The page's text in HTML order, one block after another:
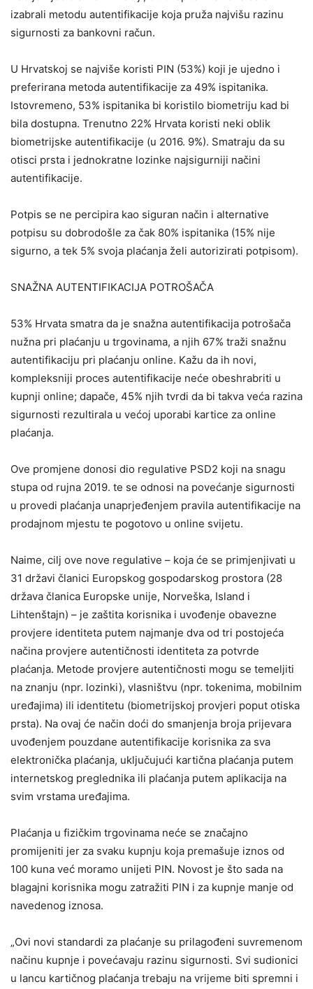
izabrali metodu autentifikacije koja pruža najvišu razinu
sigurnosti za bankovni račun.
U Hrvatskoj se najviše koristi PIN (53%) koji je ujedno i
preferirana metoda autentifikacije za 49% ispitanika.
Istovremeno, 53% ispitanika bi koristilo biometriju kad bi
bila dostupna. Trenutno 22% Hrvata koristi neki oblik
biometrijske autentifikacije (u 2016. 9%). Smatraju da su
otisci prsta i jednokratne lozinke najsigurniji načini
autentifikacije.
Potpis se ne percipira kao siguran način i alternative
potpisu su dobrodošle za čak 80% ispitanika (15% nije
sigurno, a tek 5% svoja plaćanja želi autorizirati potpisom).
SNAŽNA AUTENTIFIKACIJA POTROŠAČA
53% Hrvata smatra da je snažna autentifikacija potrošača
nužna pri plaćanju u trgovinama, a njih 67% traži snažnu
autentifikaciju pri plaćanju online. Kažu da ih novi,
kompleksniji proces autentifikacije neće obeshrabriti u
kupnji online; dapače, 45% njih tvrdi da bi takva veća razina
sigurnosti rezultirala u većoj uporabi kartice za online
plaćanja.
Ove promjene donosi dio regulative PSD2 koji na snagu
stupa od rujna 2019. te se odnosi na povećanje sigurnosti
u provedi plaćanja unaprjeđenjem pravila autentifikacije na
prodajnom mjestu te pogotovo u online svijetu.
Naime, cilj ove nove regulative – koja će se primjenjivati u
31 državi članici Europskog gospodarskog prostora (28
država članica Europske unije, Norveška, Island i
Lihtenštajn) – je zaštita korisnika i uvođenje obavezne
provjere identiteta putem najmanje dva od tri postojeća
načina provjere autentičnosti identiteta za potvrde
plaćanja. Metode provjere autentičnosti mogu se temeljiti
na znanju (npr. lozinki), vlasništvu (npr. tokenima, mobilnim
uređajima) ili identitetu (biometrijskoj provjeri poput otiska
prsta). Na ovaj će način doći do smanjenja broja prijevara
uvođenjem pouzdane autentifikacije korisnika za sva
elektronička plaćanja, uključujući kartična plaćanja putem
internetskog preglednika ili plaćanja putem aplikacija na
svim vrstama uređajima.
Plaćanja u fizičkim trgovinama neće se značajno
promijeniti jer za svaku kupnju koja premašuje iznos od
100 kuna već moramo unijeti PIN. Novost je što sada na
blagajni korisnika mogu zatražiti PIN i za kupnje manje od
navedenog iznosa.
„Ovi novi standardi za plaćanje su prilagođeni suvremenom
načinu kupnje i povećavaju razinu sigurnosti. Svi sudionici
u lancu kartičnog plaćanja trebaju na vrijeme biti spremni i